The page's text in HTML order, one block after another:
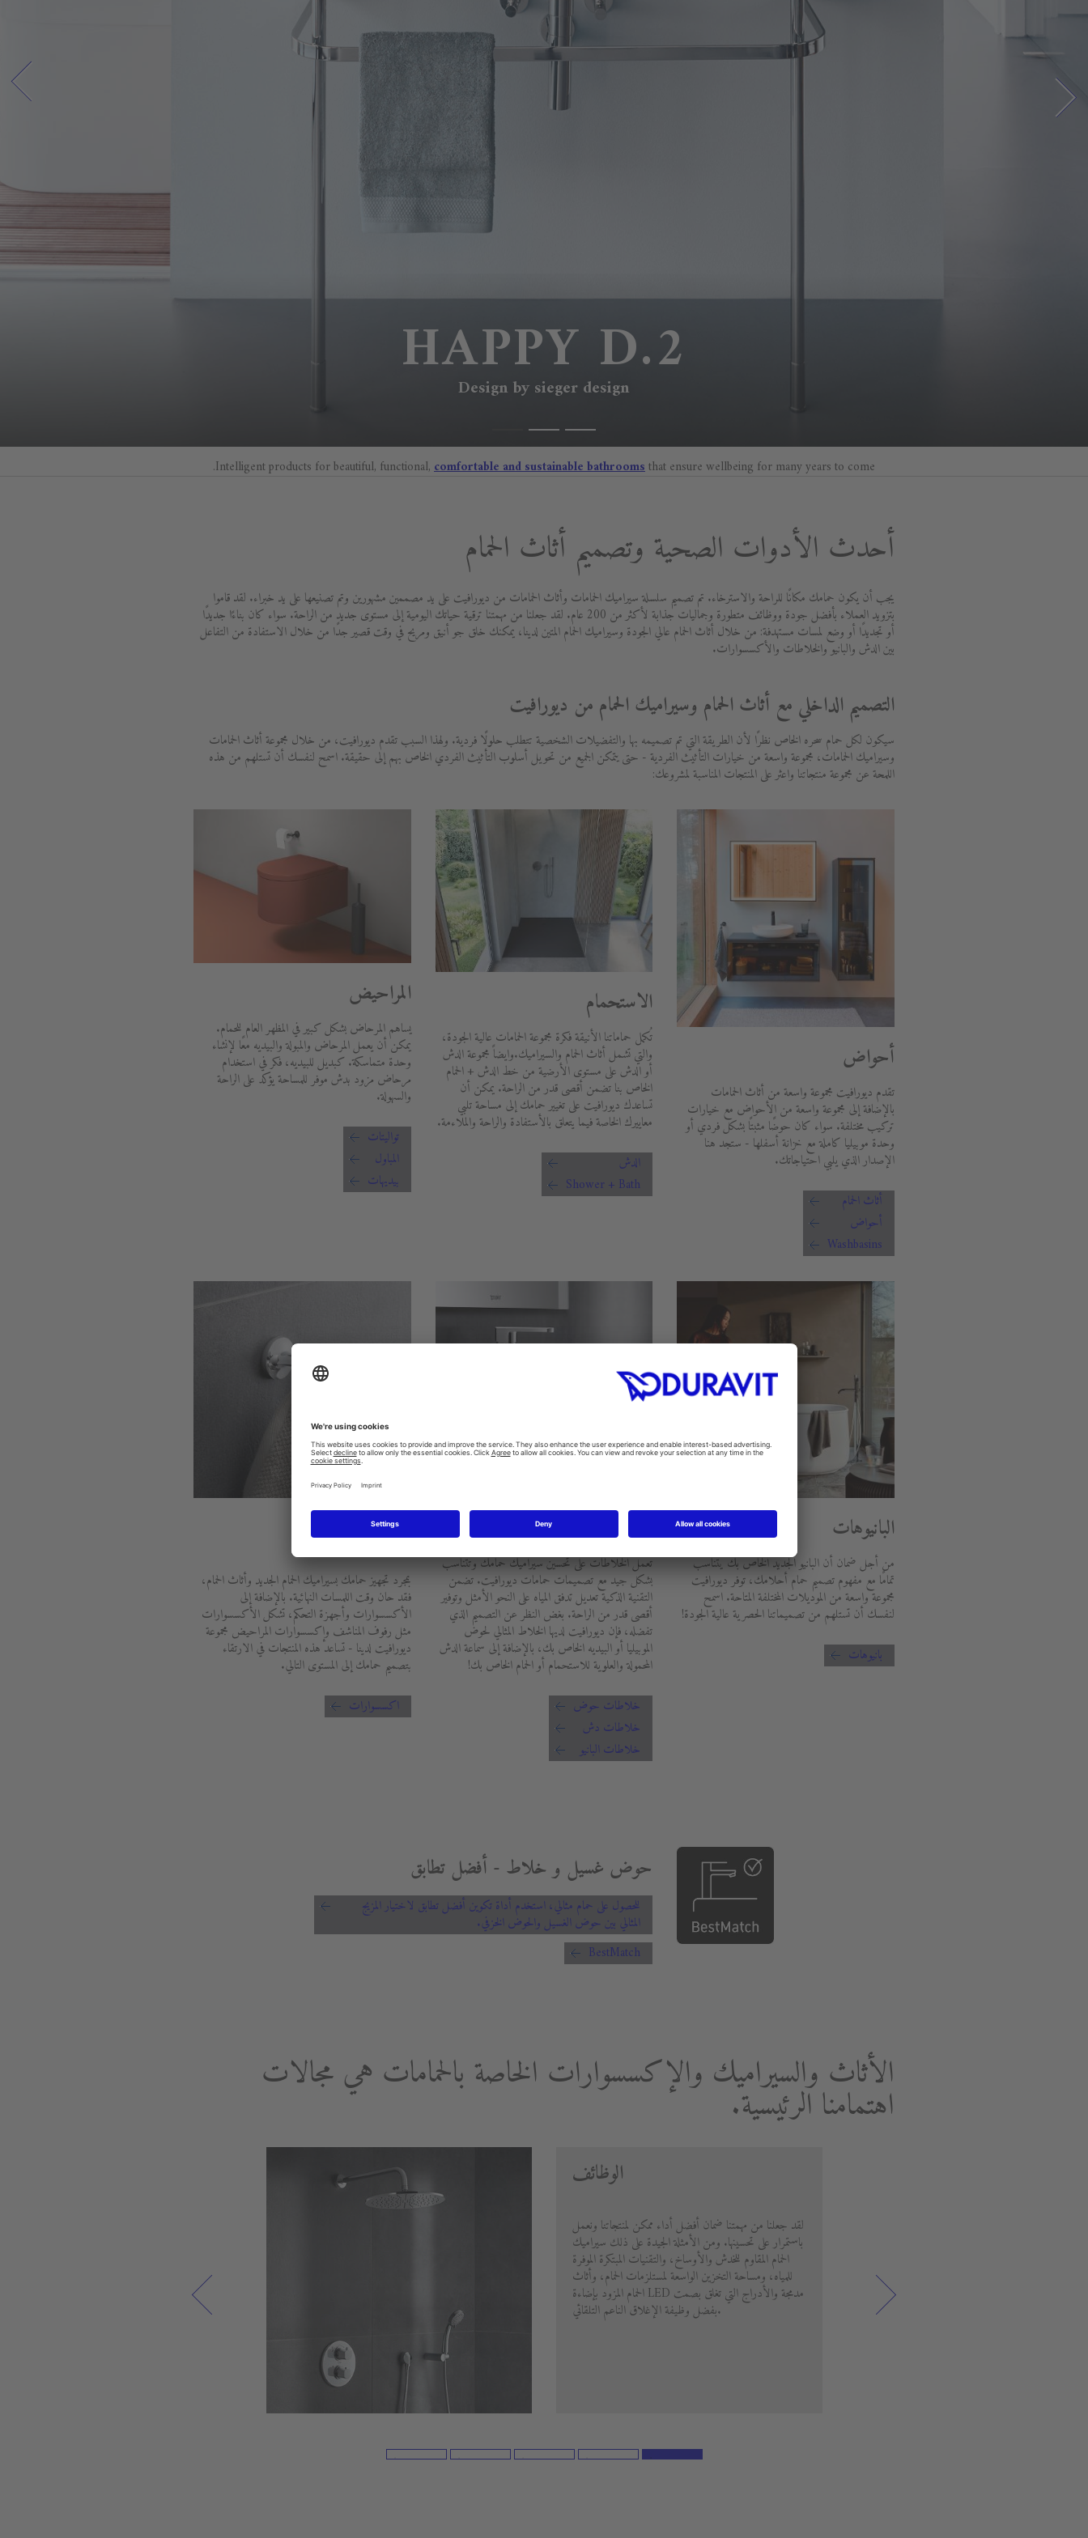
HAPPY D.2
Design by sieger design
Intelligent products for beautiful, functional,comfortable and sustainable bathroomsthat ensure wellbeing for many years to come.
أحدث الأدوات الصحية وتصميم أثاث الحمام
يجب أن يكون حمامك مكانًا للراحة والاسترخاء. تم تصميم سلسلة سيراميك الحمامات وأثاث الحمامات من ديورافيت على يد مصممين مشهورين وتم تصنيعها على يد خبراء. لقد قاموا
بتزويد العملاء بأفضل جودة ووظائف متطورة وجماليات جذابة لأكثر من 200 عام. لقد جعلنا من مهمتنا ترقية حياتك اليومية إلى مستوى جديد من الراحة. سواء كان بناءًا جديدًا
أو تجديدًا أو وضع لمسات مستهدفة: من خلال أثاث الحمام عالي الجودة وسيراميك الحمام المتين لدينا، يمكنك خلق جو أنيق ومريح في وقت قصير جدًا من خلال الاستفادة من التفاعل
بين الدش والبانيو والخلاطات والأكسسوارات.
التصميم الداخلي مع أثاث الحمام وسيراميك الحمام من ديورافيت
سيكون لكل حمام سحره الخاص نظرًا لأن الطريقة التي تم تصميمه بها والتفضيلات الشخصية تتطلب حلولًا فردية. ولهذا السبب تقدم ديورافيت، من خلال مجموعة أثاث الحمامات
وسيراميك الحمامات، مجموعة واسعة من خيارات التأثيث الفردية - حتى يتمكن الجميع من تحويل أسلوب التأثيث الفردي الخاص بهم إلى حقيقة. اسمح لنفسك أن تستلهم من هذه
اللمحة عن مجموعة منتجاتنا واعثر على المنتجات المناسبة لمشروعك:
أحواض
تقدم ديورافيت مجموعة واسعة من أثاث الحمامات
بالإضافة إلى مجموعة واسعة من الأحواض مع خيارات
تركيب مختلفة. سواء كان حوضًا مثبتًا بشكل فردي أو
وحدة موبيليا كاملة مع خزانة أسفلها - ستجد هنا
الإصدار الذي يلبي احتياجاتك.
أثاث الحمام
أحواض
Washbasins
الاستحمام
تُكمل حماماتنا الأنيقة فكرة مجموعة الحمامات عالية الجودة،
والتي تشمل أثاث الحمام والسيراميك.وايضاً مجموعة الدش
أو الدش على مستوى الأرضية من خط الدش + الحمام
الخاص بنا تضمن أقصى قدر من الراحة. يمكن أن
تساعدك ديورافيت على تغيير حمامك إلى مساحة تلبي
معاييرك الخاصة فيما يتعلق بالأستفادة والراحة والملاءمة.
الدش
Shower + Bath
المراحيض
يساهم المرحاض بشكل كبير في المظهر العام للحمام.
يمكن أن يعمل المرحاض والمبولة والبيديه معًا لإنشاء
وحدة متماسكة. كبديل للبيديه، فكر في استخدام
مرحاض مزود بدش موفر للمساحة يؤكد على الراحة
والسهولة.
تواليتات
المباول
بيديهات
البانيوهات
من أجل ضمان أن البانيو الجديد الخاص بك يتناسب
تمامًا مع مفهوم تصميم حمام أحلامك، توفر ديورافيت
مجموعة واسعة من الموديلات المختلفة المتاحة. اسمح
لنفسك أن تستلهم من تصميماتنا الحصرية عالية الجودة!
بانيوهات
الخلاطات
تعمل الخلاطات على تحسين سيراميك حمامك وتتناسب
بشكل جيد مع تصميمات حمامات ديورافيت. تضمن
التقنية الذكية تعديل تدفق المياه على النحو الأمثل وتوفير
أقصى قدر من الراحة. بغض النظر عن التصميم الذي
تفضله، فإن ديورافيت لديها الخلاط المثالي لحوض
الموبيليا أو البيديه الخاص بك، بالإضافة إلى سماعة الدش
المحمولة والعلوية للاستحمام أو الحمام الخاص بك!
خلاطات حوض
خلاطات دش
خلاطات البانيو
الأكسسوارات
بمجرد تجهيز حمامك بسيراميك الحمام الجديد وأثاث الحمام،
فقد حان وقت اللمسات النهائية. بالإضافة إلى
الأكسسوارات وأجهزة التحكم، تشكل الأكسسوارات
مثل رفوف المناشف وإكسسوارات المراحيض مجموعة
ديورافيت لدينا - تساعد هذه المنتجات في الارتقاء
بتصميم حمامك إلى المستوى التالي.
اكسسوارات
حوض غسيل و خلاط - أفضل تطابق
للحصول على حمام مثالي، استخدم أداة تكوين أفضل تطابق لاختيار المزيج
المثالي بين حوض الغسيل والحوض الخزفي.
BestMatch
الأثاث والسيراميك والإكسسوارات الخاصة بالحمامات هي مجالات
اهتمامنا الرئيسية.
الوظائف
لقد جعلنا من مهمتنا ضمان أفضل أداء ممكن لمنتجاتنا ونعمل
باستمرار على تحسينها. ومن الأمثلة الجيدة على ذلك سيراميك
الحمام المقاوم للخدش والأوساخ، والتقنيات المبتكرة الموفرة
للمياه، ومساحة التخزين الواسعة لمستلزمات الحمام، وأثاث
الحمام المزود بإضاءة LED مدمجة والأدراج التي تغلق بصمت
بفضل وظيفة الإغلاق الناعم التلقائي.
الأكريليكية أقصى قدر من الرفاهية وجودة الحياة.
السبب نسعى دائمًا إلى دمج أحدث التقنيات في
الحمام وأثاث الحمام من ديورافيت وخلق مكان مريح